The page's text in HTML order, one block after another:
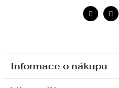
Informace o nákupu